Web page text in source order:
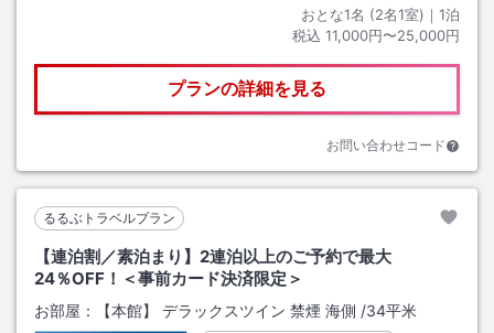
おとな1名 (2名1室)｜ 1泊
税込 11,000円〜25,000円
プランの詳細を見る
お問い合わせコード
るるぶトラベルプラン
【連泊割／素泊まり】2連泊以上のご予約で最大
24％OFF！＜事前カード決済限定＞
お部屋： 【本館】 デラックスツイン 禁煙 海側 /34平米